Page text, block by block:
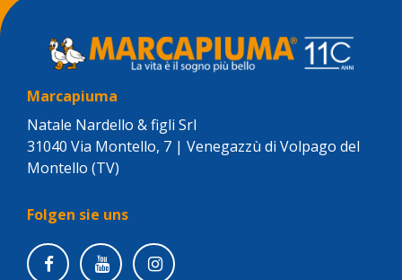
Marcapiuma
Natale Nardello & figli Srl
31040 Via Montello, 7 | Venegazzù di Volpago del
Montello (TV)
Folgen sie uns